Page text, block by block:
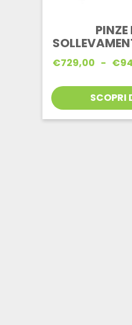
PINZE
€729,00 - €
a
SCOPRI